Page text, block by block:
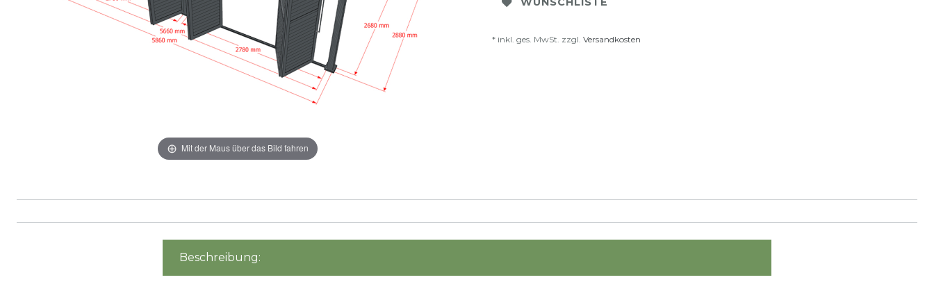
Mit der Maus über das Bild fahren
* inkl. ges. MwSt. zzgl. Versandkosten
Beschreibung: